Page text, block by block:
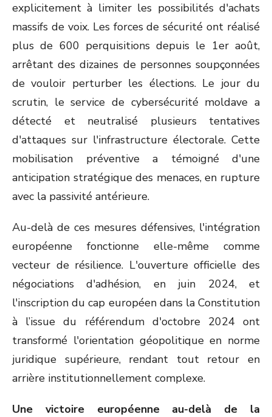
explicitement à limiter les possibilités d'achats
massifs de voix. Les forces de sécurité ont réalisé
plus de 600 perquisitions depuis le 1eraoût,
arrêtant des dizaines de personnes soupçonnées
de vouloir perturber les élections. Le jour du
scrutin, le service de cybersécurité moldave a
détecté et neutralisé plusieurs tentatives
d'attaques sur l'infrastructure électorale. Cette
mobilisation préventive a témoigné d'une
anticipation stratégique des menaces, en rupture
avec la passivité antérieure.
Au-delà de ces mesures défensives, l'intégration
européenne fonctionne elle-même comme
vecteur de résilience. L'ouverture officielle des
négociations d'adhésion, en juin 2024, et
l'inscription du cap européen dans la Constitution
à l’issue du référendum d'octobre 2024 ont
transformé l'orientation géopolitique en norme
juridique supérieure, rendant tout retour en
arrière institutionnellement complexe.
Une victoire européenne au-delà de la